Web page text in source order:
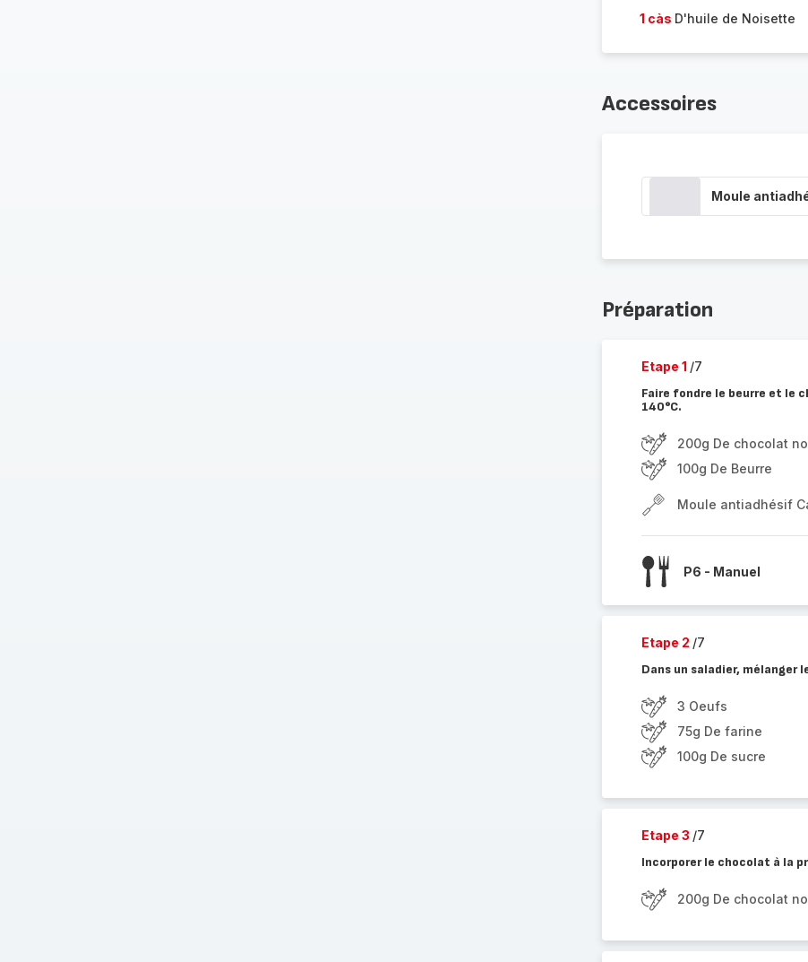
1 càs D'huile de Noisette
Accessoires
Moule
Préparation
Etape 1 /7
Faire fondre le beurre et le
140°C.
200g De chocolat
100g De Beurre
Moule antiadhésif
P6 - Manuel
Etape 2 /7
Dans un saladier,
3 Oeufs
75g De farine
100g De sucre
Etape 3 /7
Incorporer le chocolat à la
200g De chocolat